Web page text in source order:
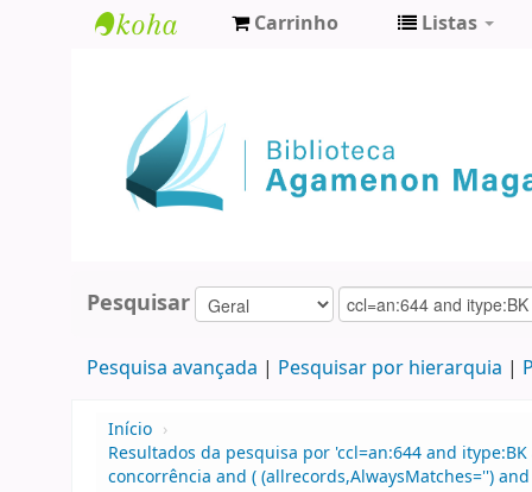
Agamenon
Magalhães
Carrinho Listas
Pesquisar
Pesquisa avançada Pesquisar por hierarquia
Início ›
Resultados da pesquisa por 'ccl=an:644 and
concorrência and ( (allrecords,AlwaysMatches='')